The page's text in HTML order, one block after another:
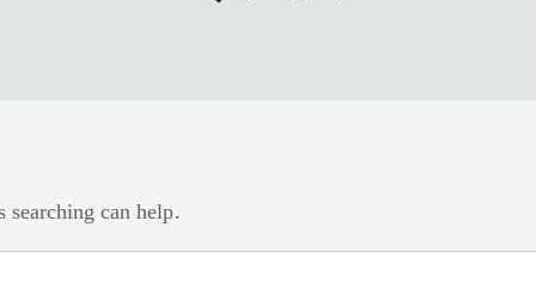
searching can help.